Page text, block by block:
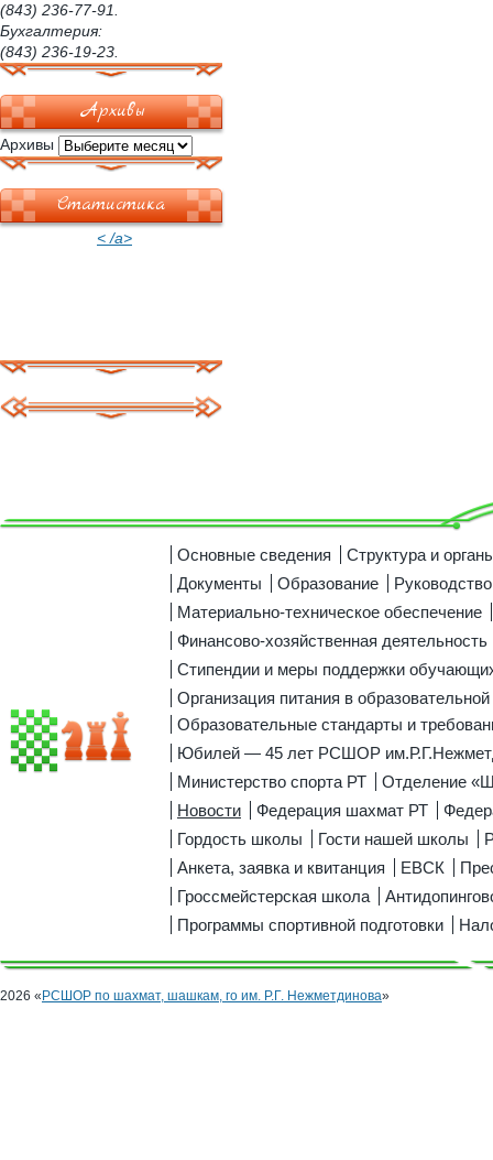
(843) 236-77-91.
Бухгалтерия:
(843) 236-19-23.
Архивы
Архивы
Статистика
< /a>
Основные сведения
Структура и
Документы
Образование
Руководство
Материально-техническое обеспечение
Финансово-хозяйственная деятельность
Стипендии и меры поддержки
Организация питания в образовательной
Образовательные стандарты и
Юбилей — 45 лет РСШОР
Министерство спорта РТ
Отделение
Новости
Федерация шахмат РТ
Гордость школы
Гости нашей школы
Анкета, заявка и квитанция
ЕВСК
Гроссмейстерская школа
Программы спортивной подготовки
2026 «РСШОР по шахмат, шашкам, го им. Р.Г. Нежметдинова»